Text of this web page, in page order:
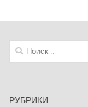
Найти:
РУБРИКИ